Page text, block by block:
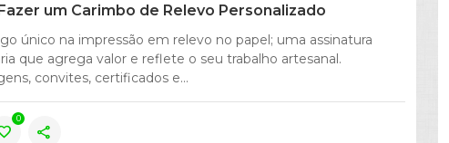
um Carimbo de Relevo Personalizado
único na impressão em relevo no papel; uma assinatura
que agrega valor e reflete o seu trabalho artesanal.
convites, certificados e...
0
share